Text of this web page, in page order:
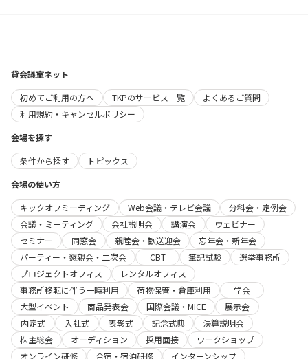
貸会議室ネット
初めてご利用の方へ
TKPのサービス一覧
よくあるご質問
利用規約・キャンセルポリシー
会場を探す
条件から探す
トピックス
会場の使い方
キックオフミーティング
Web会議・テレビ会議
分科会・定例会
会議・ミーティング
会社説明会 講演会
ウェビナー
セミナー
同窓会 親睦会・歓送迎会
忘年会・新年会
パーティー・懇親会・二次会
CBT 筆記試験
選挙事務所
プロジェクトオフィス
レンタルオフィス
事務所移転に伴う一時利用
荷物保管・倉庫利用
学会
大型イベント
商品発表会 国際会議・MICE
展示会
内定式
入社式 表彰式 記念式典
決算説明会
株主総会
オーディション 採用面接
ワークショップ
オンライン研修
合宿・宿泊研修
インターンシップ